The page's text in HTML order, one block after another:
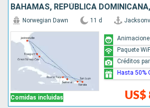
Comidas incluidas
Norwegian Dawn 11 d
US$
Paquete
Créditos
Hasta 50%